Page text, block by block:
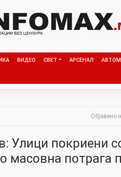
ВИДЕО СВЕТ АРСЕНАЛ
Објавено
Улици покриени
масовна потрага